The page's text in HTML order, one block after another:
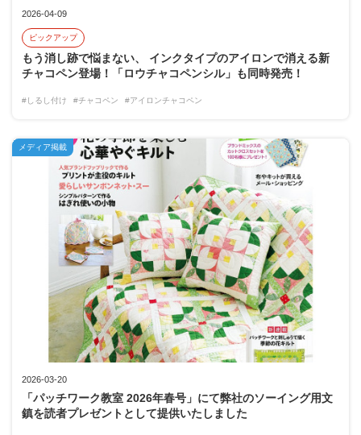
2026-04-09
ピックアップ
もう消し跡で悩まない、 インクタイプのアイロンで消える新
チャコペン登場！「ロウチャコペンシル」も同時発売！
#しるし付け #チャコペン #アイロンチャコペン
2026-03-20
「パッチワーク教室 2026年春号」にて弊社のソーイング用文
鎮を読者プレゼントとして提供いたしました
メディア掲載